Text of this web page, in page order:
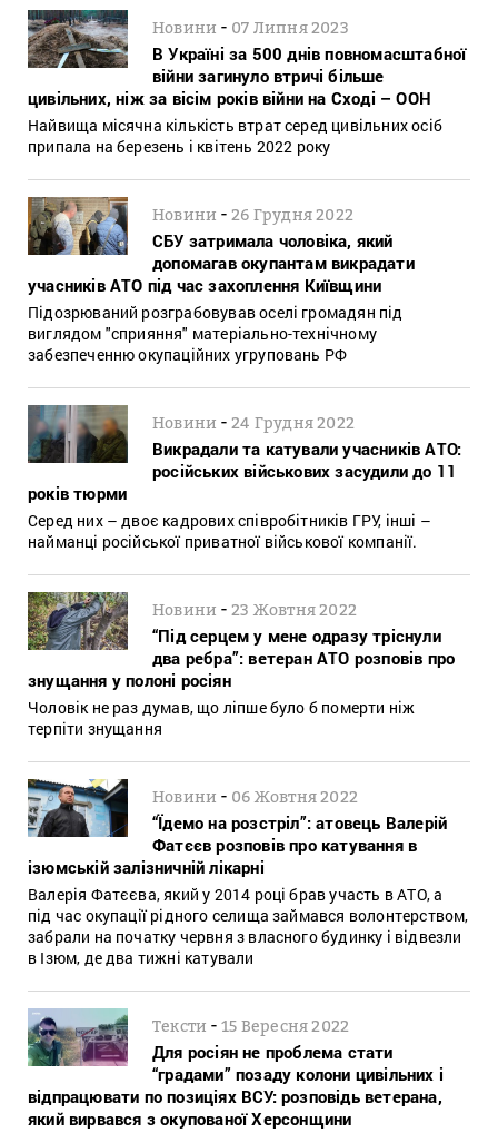
Новини - 07 Липня 2023
В Україні за 500 днів повномасштабної
війни загинуло втричі більше
цивільних, ніж за вісім років війни на Сході – ООН
Найвища місячна кількість втрат серед цивільних осіб
припала на березень і квітень 2022 року
Новини -26 Грудня 2022
СБУ затримала чоловіка, який
допомагав окупантам викрадати
учасників АТО під час захоплення Київщини
Підозрюваний розграбовував оселі громадян під
виглядом "сприяння" матеріально-технічному
забезпеченню окупаційних угруповань РФ
Новини -24 Грудня 2022
Викрадали та катували учасників АТО:
російських військових засудили до 11
років тюрми
Серед них – двоє кадрових співробітників ГРУ, інші –
найманці російської приватної військової компанії.
Новини -23 Жовтня 2022
“Під серцем у мене одразу тріснули
два ребра”: ветеран АТО розповів про
знущання у полоні росіян
Чоловік не раз думав, що ліпше було б померти ніж
терпіти знущання
Новини - 06 Жовтня 2022
“Їдемо на розстріл”: атовець Валерій
Фатєєв розповів про катування в
ізюмській залізничній лікарні
Валерія Фатєєва, який у 2014 році брав участь в АТО, а
під час окупації рідного селища займався волонтерством,
забрали на початку червня з власного будинку і відвезли
в Ізюм, де два тижні катували
Тексти -15 Вересня 2022
Для росіян не проблема стати
“градами” позаду колони цивільних і
відпрацювати по позиціях ВСУ: розповідь ветерана,
який вирвався з окупованої Херсонщини